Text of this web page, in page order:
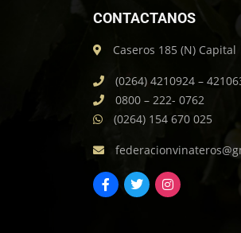
CONTACTANOS
Caseros 185 (N) Capital
(0264) 4210924 –
0800 – 222- 0762
(0264) 154 670 025